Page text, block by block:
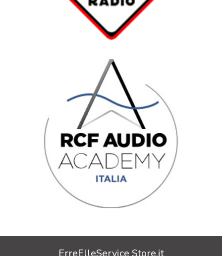
ErreElleService Store.it